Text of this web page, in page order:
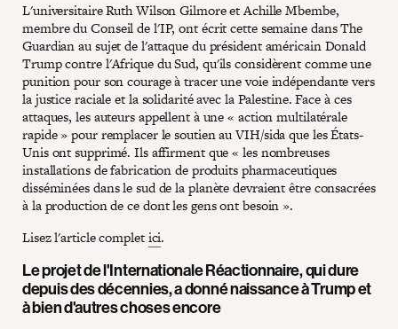
L'universitaire Ruth Wilson Gilmore et Achille Mbembe,
membre du Conseil de l'IP, ont écrit cette semaine dans The
Guardian au sujet de l'attaque du président américain Donald
Trump contre l'Afrique du Sud, qu'ils considèrent comme une
punition pour son courage à tracer une voie indépendante vers
la justice raciale et la solidarité avec la Palestine. Face à ces
attaques, les auteurs appellent à une « action multilatérale
rapide » pour remplacer le soutien au VIH/sida que les États-
Unis ont supprimé. Ils affirment que « les nombreuses
installations de fabrication de produits pharmaceutiques
disséminées dans le sud de la planète devraient être consacrées
à la production de ce dont les gens ont besoin ».
Lisez l'article completici.
Le projet de l'Internationale Réactionnaire, qui dure
depuis des décennies, a donné naissance à Trump et
à bien d'autres choses encore